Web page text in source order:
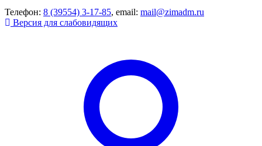
Телефон: 8 (39554) 3-17-85, email: mail@zimadm.ru
Версия для слабовидящих